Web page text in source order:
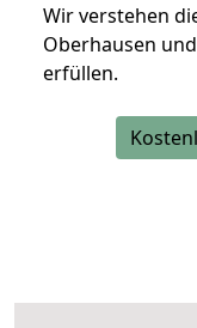
Wir verstehen
Oberhausen
erfüllen.